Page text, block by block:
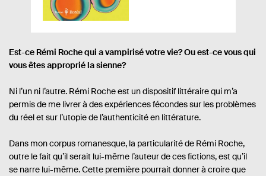
v
:
ia
Est-ce Rémi Roche qui a vampirisé votre vie? Ou est-ce vous qui
vous êtes approprié la sienne?
Ni l’un ni l’autre. Rémi Roche est un dispositif littéraire qui m’a
permis de me livrer à des expériences fécondes sur les problèmes
du réel et sur l’utopie de l’authenticité en littérature.
Dans mon corpus romanesque, la particularité de Rémi Roche,
outre le fait qu’il serait lui-même l’auteur de ces fictions, est qu’il
se narre lui-même. Cette première pourrait donner à croire que